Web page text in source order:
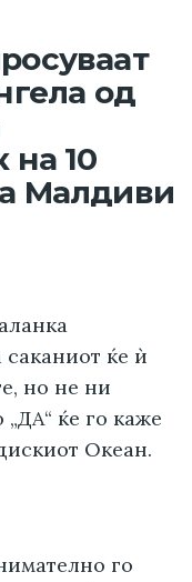
од
на 10
Малдиви
саканиот ќе ѝ
но не ни
ќе го каже
Океан.
го